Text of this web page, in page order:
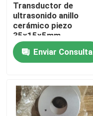
Hogar
Sobre nosotros
Transductor de
ultrasonido anillo
cerámico piezo
35x15x5mm
Enviar Consulta